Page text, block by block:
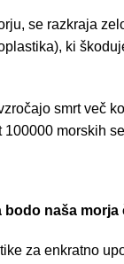
se razkraja
ki
smrt več
morskih
bodo naša morja
za enkratno